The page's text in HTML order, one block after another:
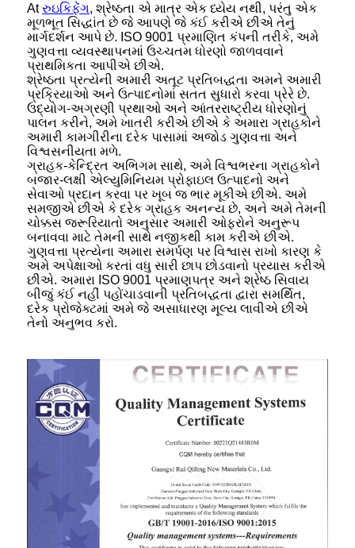
Atરુઇકિફેંગ, શ્રેષ્ઠતા એ માત્ર એક ધ્યેય નથી, પરંતુ એક
મૂળભૂત સિદ્ધાંત છે જે આપણે જે કંઈ કરીએ છીએ તેનું
માર્ગદર્શન આપે છે. ISO 9001 પ્રમાણિત કંપની તરીકે, અમે
ગુણવત્તા વ્યવસ્થાપનમાં ઉચ્ચતમ ધોરણો જાળવવાને
પ્રાથમિકતા આપીએ છીએ.
શ્રેષ્ઠતા પ્રત્યેની અમારી અતૂટ પ્રતિબદ્ધતા અમને અમારી
પ્રક્રિયાઓ અને ઉત્પાદનોમાં સતત સુધારો કરવા પ્રેરે છે.
ઉદ્યોગ-અગ્રણી પ્રથાઓ અને આંતરરાષ્ટ્રીય ધોરણોનું
પાલન કરીને, અમે ખાતરી કરીએ છીએ કે અમારા ગ્રાહકોને
અમારી કામગીરીના દરેક પાસામાં અજોડ ગુણવત્તા અને
વિશ્વસનીયતા મળે.
ગ્રાહક-કેન્દ્રિત અભિગમ સાથે, અમે વિશ્વભરના ગ્રાહકોને
બજાર-લક્ષી એલ્યુમિનિયમ પ્રોફાઇલ ઉત્પાદનો અને
સેવાઓ પ્રદાન કરવા પર ખૂબ જ ભાર મૂકીએ છીએ. અમે
સમજીએ છીએ કે દરેક ગ્રાહક અનન્ય છે, અને અમે તેમની
ચોક્કસ જરૂરિયાતો અનુસાર અમારી ઓફરોને અનુરૂપ
બનાવવા માટે તેમની સાથે નજીકથી કામ કરીએ છીએ.
ગુણવત્તા પ્રત્યેના અમારા સમર્પણ પર વિશ્વાસ રાખો કારણ કે
અમે અપેક્ષાઓ કરતાં વધુ સારી છાપ છોડવાનો પ્રયાસ કરીએ
છીએ. અમારા ISO 9001 પ્રમાણપત્ર અને શ્રેષ્ઠ સિવાય
બીજું કંઈ નહીં પહોંચાડવાની પ્રતિબદ્ધતા દ્વારા સમર્થિત,
દરેક પ્રોજેક્ટમાં અમે જે અસાધારણ મૂલ્ય લાવીએ છીએ
તેનો અનુભવ કરો.